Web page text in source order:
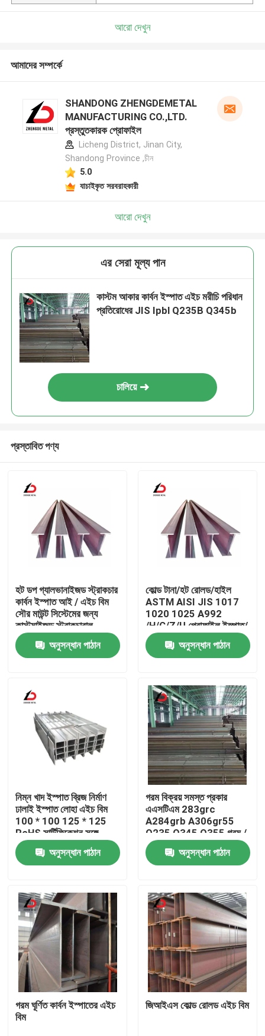
বাড়ি
আমাদের সম্বন্ধে
কারখানা পরিদর্শন
খবর
মামলা
একটি উদ্ধৃতি অনুরোধ করুন
আরো দেখুন
আমাদের সম্পর্কে
SHANDONG ZHENGDEMETAL
MANUFACTURING CO.,LTD.
প্রস্তুতকারক প্রোফাইল
Licheng District, Jinan City,
Shandong Province ,চীন
5.0
যাচাইকৃত সরবরাহকারী
আরো দেখুন
এর সেরা মূল্য পান
কাস্টম আকার কার্বন ইস্পাত এইচ মরীচি পরিধান
প্রতিরোধের JIS Ipbl Q235B Q345b
চালিয়ে
প্রস্তাবিত পণ্য
হট ডপ গ্যালভানাইজড স্ট্রাকচার
কার্বন ইস্পাত আই / এইচ বিম
সৌর মাউন্ট সিস্টেমের জন্য
কাস্টমাইজড স্ট্রাকচারাল
অনুসন্ধান পাঠান
কোল্ড টানা/হট রোলড/হাইল
ASTM AISI JIS 1017
1020 1025 A992
/H/C/Z/U প্রোফাইল ইস্পাত/
কার্বন ইস্পাত মরীচি সহজে ঢালাই
অনুসন্ধান পাঠান
নিম্ন খাদ ইস্পাত ব্রিজ নির্মাণ
ঢালাই ইস্পাত লোহা এইচ বিম
100 * 100 125 * 125
RoHS সার্টিফিকেশন সঙ্গে
ইস্পাত চ্যানেল কোণ বার
অনুসন্ধান পাঠান
গরম বিক্রয় সমস্ত প্রকার
এএসটিএম 283grc
A284grb A306gr55
Q235 Q345 Q355 গরম /
ঠান্ডা ঘূর্ণিত এইচ মরীচি কারখানা
সরাসরি বিক্রয়অনুসন্ধান পাঠান
গরম ঘূর্ণিত কার্বন ইস্পাতের এইচ
বিম
জিআইএস কোল্ড রোলড এইচ বিম